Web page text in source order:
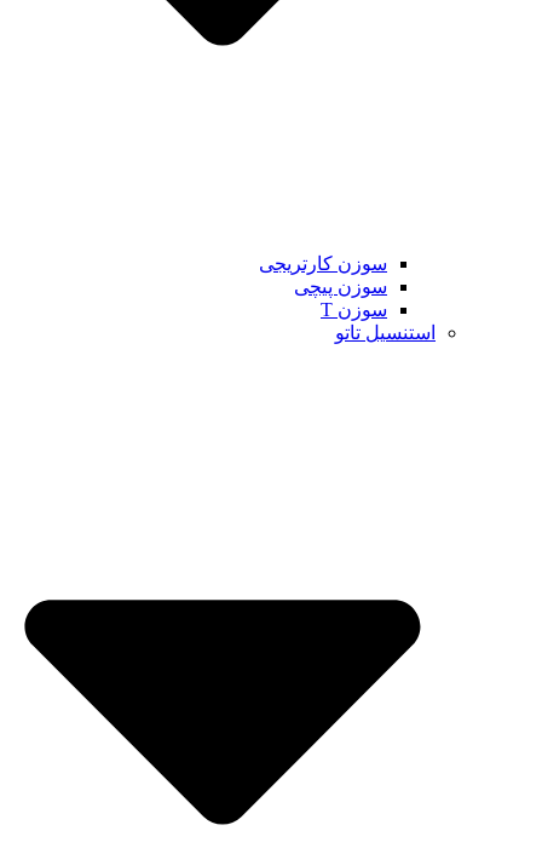
سوزن کارتریجی
سوزن پیچی
سوزن T
استنسیل تاتو